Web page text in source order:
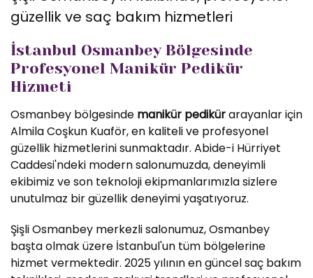
güzellik ve saç bakım hizmetleri
İstanbul Osmanbey Bölgesinde
Profesyonel Manikür Pedikür
Hizmeti
Osmanbey bölgesinde manikür pedikürarayanlar için
Almila Coşkun Kuaför, en kaliteli ve profesyonel
güzellik hizmetlerini sunmaktadır. Abide-i Hürriyet
Caddesi'ndeki modern salonumuzda, deneyimli
ekibimiz ve son teknoloji ekipmanlarımızla sizlere
unutulmaz bir güzellik deneyimi yaşatıyoruz.
Şişli Osmanbey merkezli salonumuz, Osmanbey
başta olmak üzere İstanbul'un tüm bölgelerine
hizmet vermektedir. 2025 yılının en güncel saç bakım